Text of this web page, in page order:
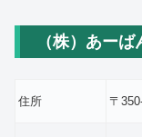
（株）あー
住所 〒